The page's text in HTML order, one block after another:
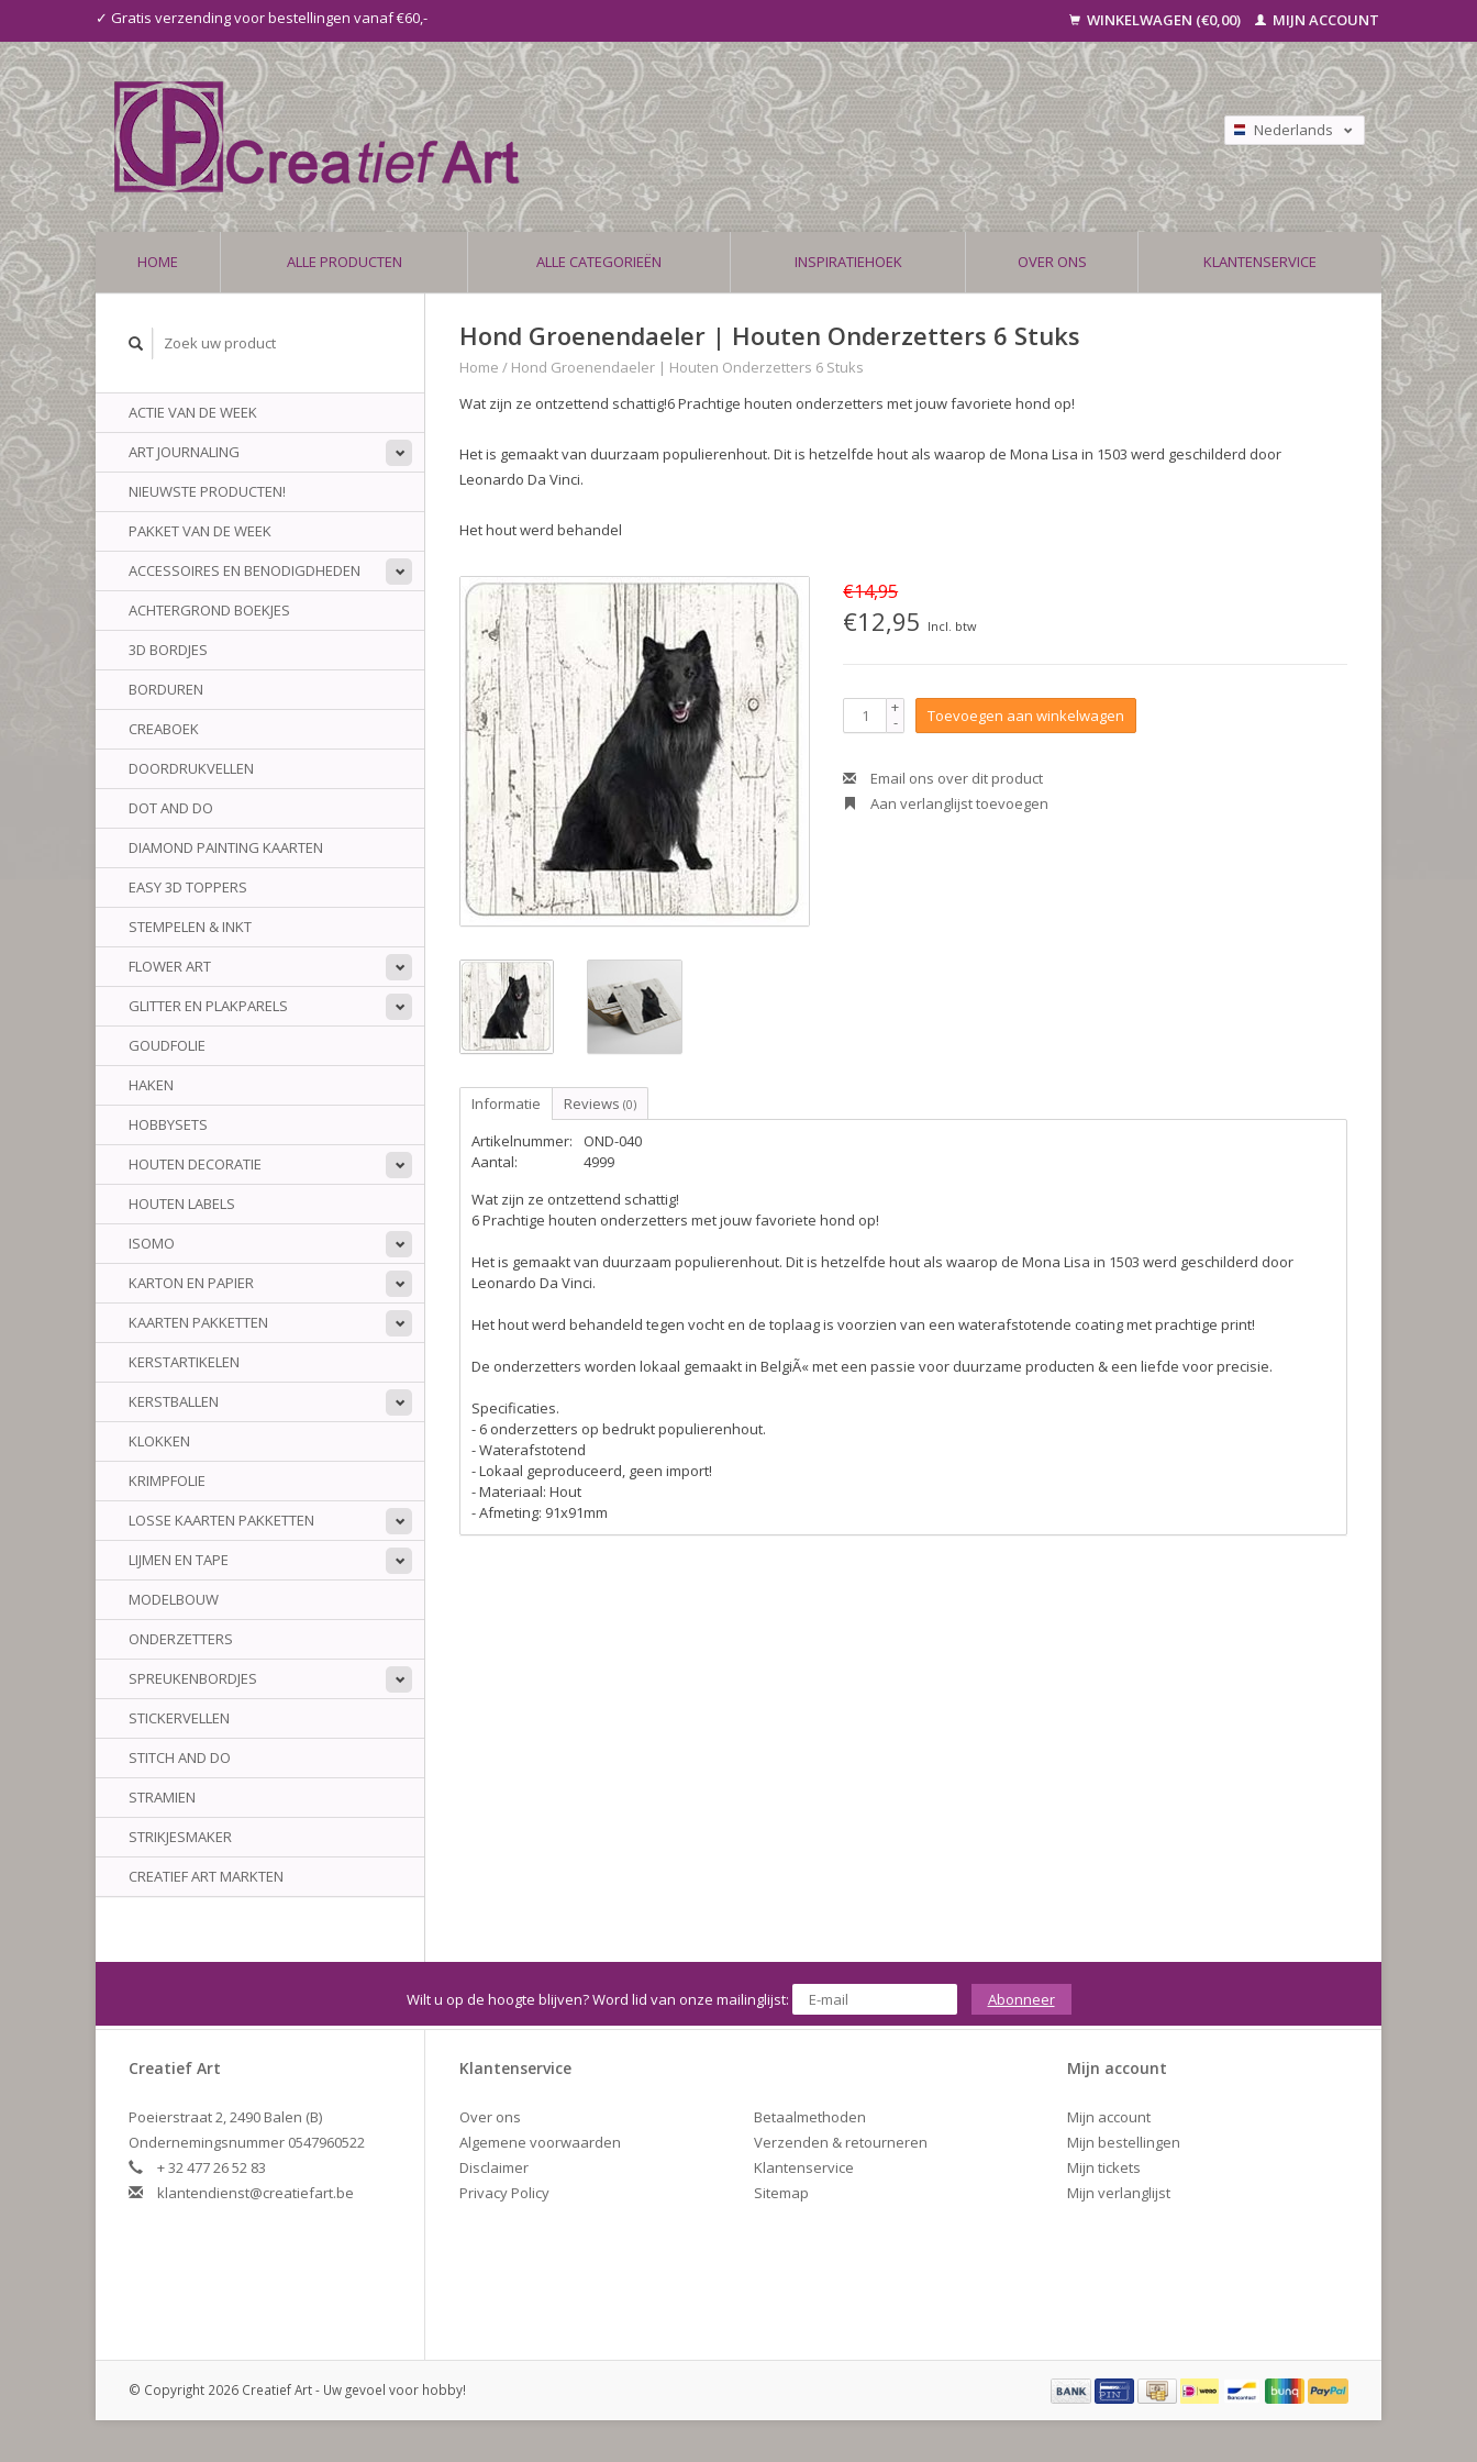
✓ Gratis verzending voor bestellingen vanaf €60,- WINKELWAGEN (€0,00) MIJN ACCOUNT
Nederlands
Deutsch
Français
HOME ALLE PRODUCTEN ALLE CATEGORIEËN INSPIRATIEHOEK OVER ONS KLANTENSERVICE
ACTIE VAN DE WEEK
ART JOURNALING
NIEUWSTE PRODUCTEN!
PAKKET VAN DE WEEK
ACCESSOIRES EN BENODIGDHEDEN
ACHTERGROND BOEKJES
3D BORDJES
BORDUREN
CREABOEK
DOORDRUKVELLEN
DOT AND DO
DIAMOND PAINTING KAARTEN
EASY 3D TOPPERS
STEMPELEN & INKT
FLOWER ART
GLITTER EN PLAKPARELS
GOUDFOLIE
HAKEN
HOBBYSETS
HOUTEN DECORATIE
HOUTEN LABELS
ISOMO
KARTON EN PAPIER
KAARTEN PAKKETTEN
KERSTARTIKELEN
KERSTBALLEN
KLOKKEN
KRIMPFOLIE
LOSSE KAARTEN PAKKETTEN
LIJMEN EN TAPE
MODELBOUW
ONDERZETTERS
SPREUKENBORDJES
STICKERVELLEN
STITCH AND DO
STRAMIEN
STRIKJESMAKER
CREATIEF ART MARKTEN
Hond Groenendaeler | Houten Onderzetters 6 Stuks
Home / Hond Groenendaeler | Houten Onderzetters 6 Stuks
Wat zijn ze ontzettend schattig!6 Prachtige houten onderzetters met jouw favoriete hond op!
Het is gemaakt van duurzaam populierenhout. Dit is hetzelfde hout als waarop de Mona Lisa in 1503 werd geschilderd door
Leonardo Da Vinci.
Het hout werd behandel
€14,95
€12,95 Incl. btw
+
- Toevoegen aan winkelwagen
Email ons over dit product
Aan verlanglijst toevoegen
Informatie Reviews (0)
Artikelnummer:
OND-040
Aantal:
4999
Wat zijn ze ontzettend schattig!
6 Prachtige houten onderzetters met jouw favoriete hond op!
Het is gemaakt van duurzaam populierenhout. Dit is hetzelfde hout als waarop de Mona Lisa in 1503 werd geschilderd door
Leonardo Da Vinci.
Het hout werd behandeld tegen vocht en de toplaag is voorzien van een waterafstotende coating met prachtige print!
De onderzetters worden lokaal gemaakt in BelgiÃ« met een passie voor duurzame producten & een liefde voor precisie.
Specificaties.
- 6 onderzetters op bedrukt populierenhout.
- Waterafstotend
- Lokaal geproduceerd, geen import!
- Materiaal: Hout
- Afmeting: 91x91mm
Wilt u op de hoogte blijven? Word lid van onze mailinglijst: Abonneer
Creatief Art
Poeierstraat 2, 2490 Balen (B)
Ondernemingsnummer 0547960522
+ 32 477 26 52 83
klantendienst@creatiefart.be
Klantenservice
Over ons
Algemene voorwaarden
Disclaimer
Privacy Policy
Betaalmethoden
Verzenden & retourneren
Klantenservice
Sitemap
Mijn account
Mijn account
Mijn bestellingen
Mijn tickets
Mijn verlanglijst
© Copyright 2026 Creatief Art - Uw gevoel voor hobby!